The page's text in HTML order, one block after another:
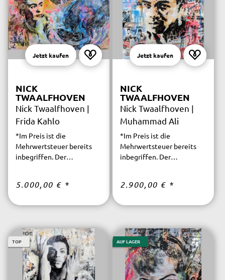
Jetzt kaufen
NICK
TWAALFHOVEN
Nick Twaalfhoven |
Frida Kahlo
*Im Preis ist die
Mehrwertsteuer bereits
inbegriffen. Der
kostenfrei.
5.000,00 € *
Jetzt kaufen
NICK
TWAALFHOVEN
Nick Twaalfhoven |
Muhammad Ali
*Im Preis ist die
Mehrwertsteuer bereits
inbegriffen. Der
kostenfrei.
2.900,00 € *
TOP AUF LAGER